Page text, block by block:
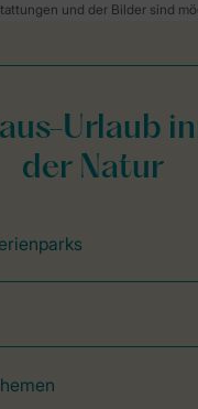
und der Bilder sind
Urlaub
der Natur